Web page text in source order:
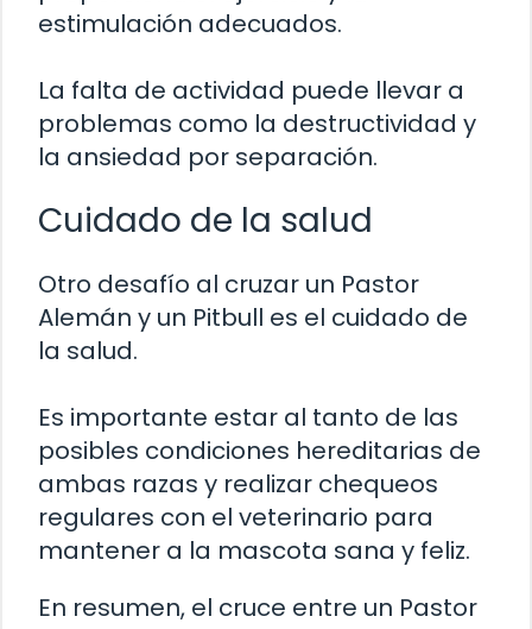
estimulación adecuados.
La falta de actividad puede llevar a
problemas como la destructividad y
la ansiedad por separación.
Cuidado de la salud
Otro desafío al cruzar un Pastor
Alemán y un Pitbull es el cuidado de
la salud.
Es importante estar al tanto de las
posibles condiciones hereditarias de
ambas razas y realizar chequeos
regulares con el veterinario para
mantener a la mascota sana y feliz.
En resumen, el cruce entre un Pastor